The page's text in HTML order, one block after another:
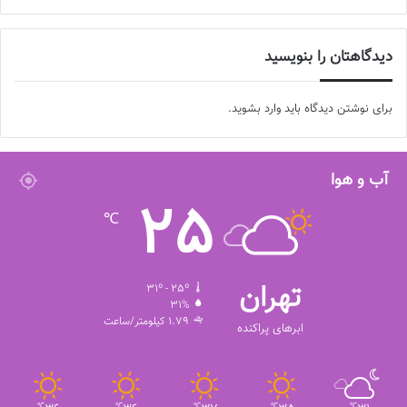
دیدگاهتان را بنویسید
برای نوشتن دیدگاه باید وارد بشوید.
آب و هوا
تهران
ابرهای پراکنده
25
℃
31º - 25º
31%
1.79 کیلومتر/ساعت